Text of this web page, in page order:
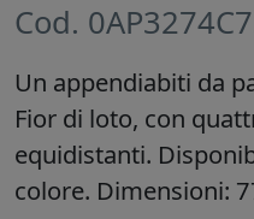
Cod.
Un appendiabiti da
Fior di loto, con
equidistanti.
colore. Dimensioni: